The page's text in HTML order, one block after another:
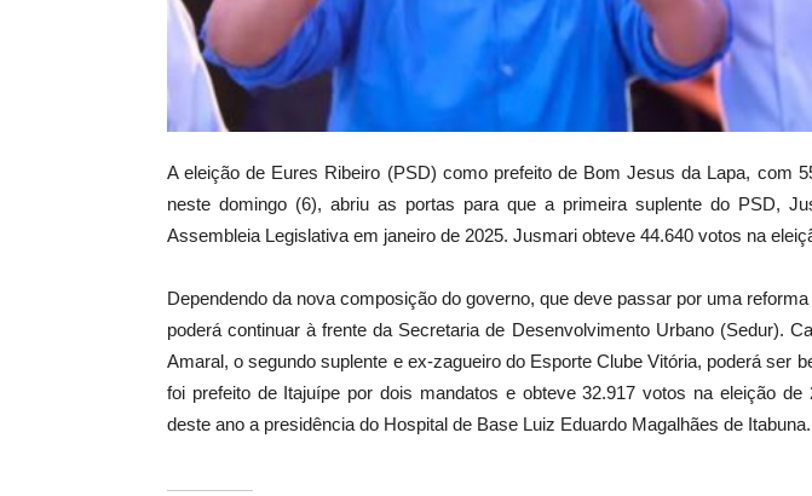
A eleição de Eures Ribeiro (PSD) como prefeito de Bom Jesus da Lapa, com
neste domingo (6), abriu as portas para que a primeira suplente do PSD,
Assembleia Legislativa em janeiro de 2025. Jusmari obteve 44.640 votos na
Dependendo da nova composição do governo, que deve passar por uma
poderá continuar à frente da Secretaria de Desenvolvimento Urbano (Sedur).
Amaral, o segundo suplente e ex-zagueiro do Esporte Clube Vitória, poderá ser
foi prefeito de Itajuípe por dois mandatos e obteve 32.917 votos na eleição de
deste ano a presidência do Hospital de Base Luiz Eduardo Magalhães de Itabuna.